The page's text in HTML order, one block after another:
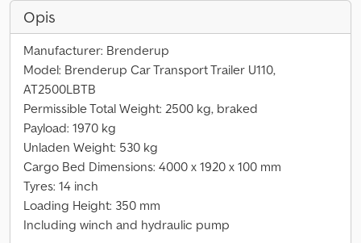
Opis
Manufacturer: Brenderup
Model: Brenderup Car Transport Trailer U110,
AT2500LBTB
Permissible Total Weight: 2500 kg, braked
Payload: 1970 kg
Unladen Weight: 530 kg
Cargo Bed Dimensions: 4000 x 1920 x 100 mm
Tyres: 14 inch
Loading Height: 350 mm
Including winch and hydraulic pump